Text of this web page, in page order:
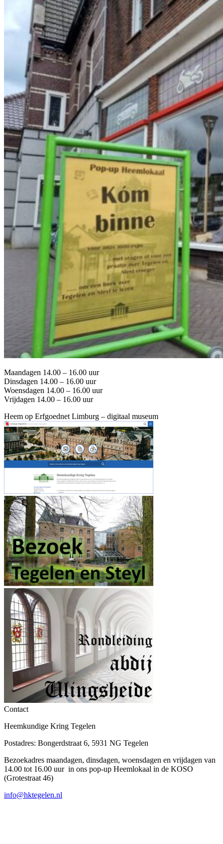
Maandagen 14.00 – 16.00 uur
Dinsdagen 14.00 – 16.00 uur
Woensdagen 14.00 – 16.00 uur
Vrijdagen 14.00 – 16.00 uur
Heem op Erfgoednet Limburg – digitaal museum
Contact
Heemkundige Kring Tegelen
Postadres: Bongerdstraat 6, 5931 NG Tegelen
Bezoekadres maandagen, dinsdagen, woensdagen en vrijdagen van
14.00 tot 16.00 uur in ons pop-up Heemlokaal in de KOSO
(Grotestraat 46)
info@hktegelen.nl